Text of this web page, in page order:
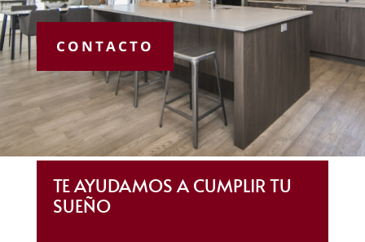
CONTACTO
TE AYUDAMOS A CUMPLIR TU
SUEÑO